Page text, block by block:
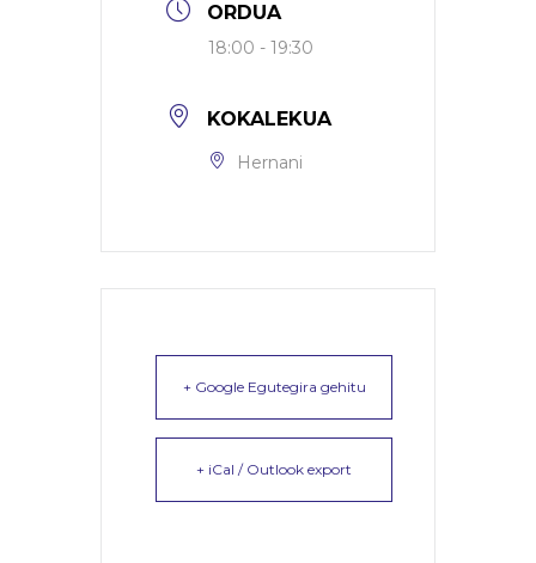
ORDUA
18:00 - 19:30
KOKALEKUA
Hernani
+ Google Egutegira gehitu
+ iCal / Outlook export